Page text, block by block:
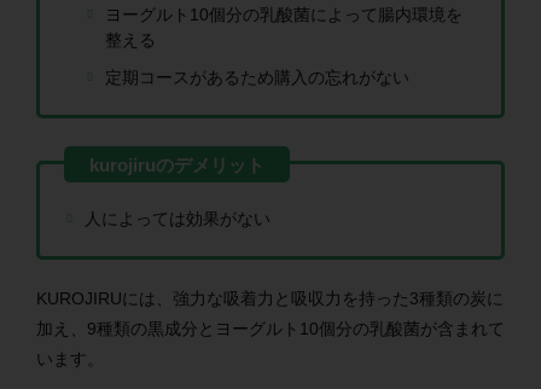
ヨーグルト10個分の乳酸菌によって腸内環境を
整える
定期コースがあるため購入の忘れがない
人によっては効果がない
KUROJIRUには、強力な吸着力と吸収力を持った3種類の炭に
加え、9種類の黒成分とヨーグルト10個分の乳酸菌が含まれて
います。